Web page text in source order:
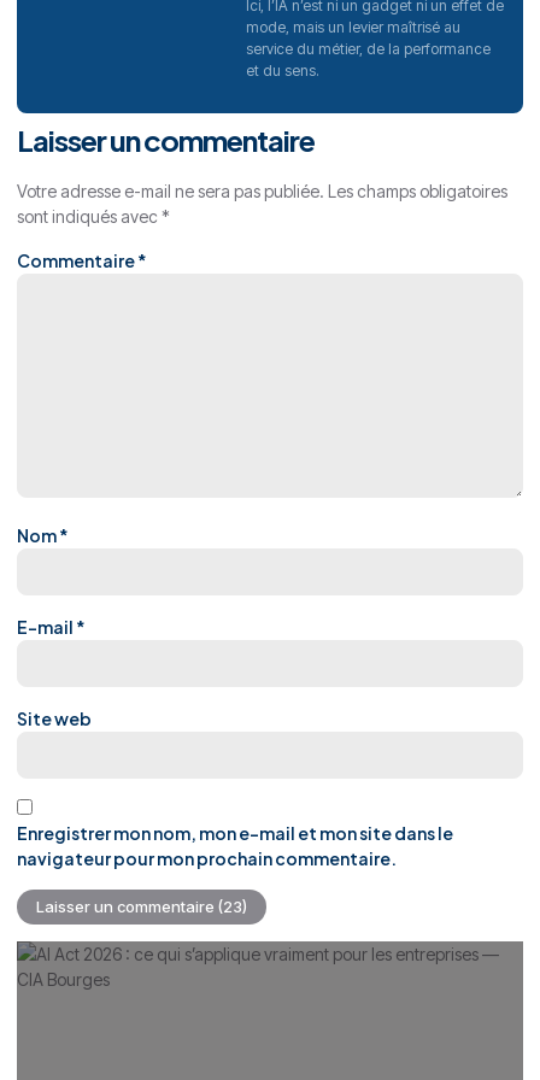
Ici, l’IA n’est ni un gadget ni un effet de
mode, mais un levier maîtrisé au
service du métier, de la performance
et du sens.
Laisser un commentaire
Votre adresse e-mail ne sera pas publiée. Les champs obligatoires
sont indiqués avec *
Commentaire*
Nom*
E-mail *
Site web
Enregistrer mon nom, mon e-mail et mon site dans le
navigateur pour mon prochain commentaire.